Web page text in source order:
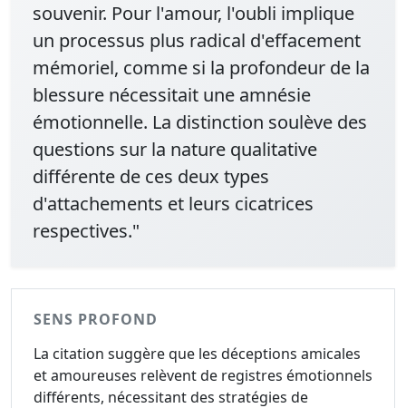
souvenir. Pour l'amour, l'oubli implique
un processus plus radical d'effacement
mémoriel, comme si la profondeur de la
blessure nécessitait une amnésie
émotionnelle. La distinction soulève des
questions sur la nature qualitative
différente de ces deux types
d'attachements et leurs cicatrices
respectives."
SENS PROFOND
La citation suggère que les déceptions amicales
et amoureuses relèvent de registres émotionnels
différents, nécessitant des stratégies de